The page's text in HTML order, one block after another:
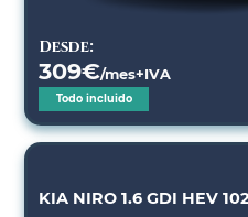
Desde:
309€/mes+IVA
Todo incluido
KIA NIRO 1.6 GDI HEV